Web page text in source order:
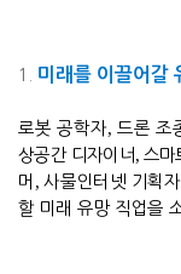
1. 미래를 이끌어갈
로봇 공학자, 드론 조
상공간 디자이너 , 스마
머 ,사물인터넷 기획
할 미래 유망 직업을